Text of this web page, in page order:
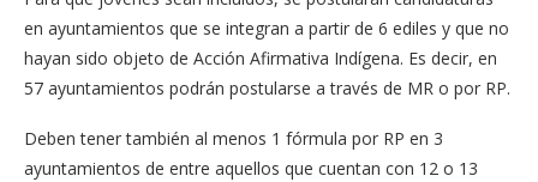
en ayuntamientos que se integran a partir de 6 ediles y que no
hayan sido objeto de Acción Afirmativa Indígena. Es decir, en
57 ayuntamientos podrán postularse a través de MR o por RP.
Deben tener también al menos 1 fórmula por RP en 3
ayuntamientos de entre aquellos que cuentan con 12 o 13